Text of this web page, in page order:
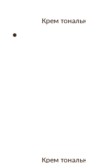
Крем
Крем